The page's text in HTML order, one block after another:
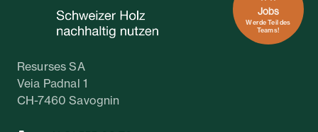
Jobs
Werde Teil des
Teams!
Resurses SA
Veia Padnal 1
CH-7460 Savognin